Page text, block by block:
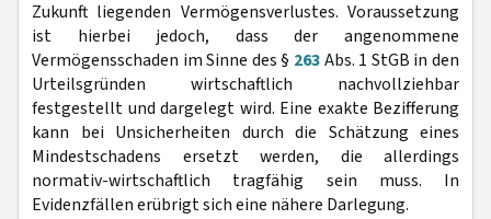
Zukunft liegenden Vermögensverlustes. Voraussetzung
ist hierbei jedoch, dass der angenommene
Vermögensschaden im Sinne des § 263Abs. 1 StGB in den
Urteilsgründen wirtschaftlich nachvollziehbar
festgestellt und dargelegt wird. Eine exakte Bezifferung
kann bei Unsicherheiten durch die Schätzung eines
Mindestschadens ersetzt werden, die allerdings
normativ-wirtschaftlich tragfähig sein muss. In
Evidenzfällen erübrigt sich eine nähere Darlegung.